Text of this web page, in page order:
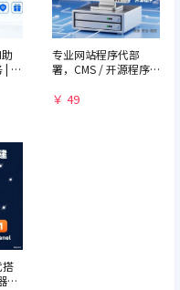
| 远
专业网站程序代部
署，CMS / 开源程序
￥ 49
搭
管